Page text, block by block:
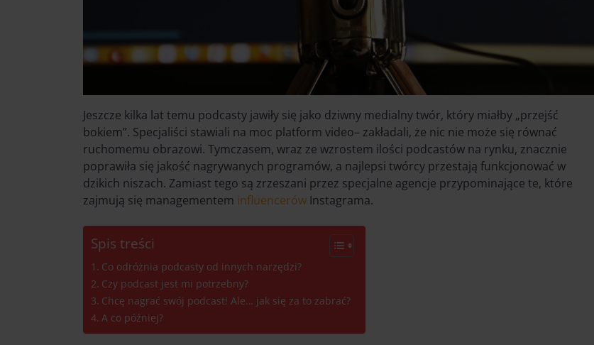
Jeszcze kilka lat temu podcasty jawiły się jako dziwny medialny twór, który miałby „przejść
bokiem”. Specjaliści stawiali na moc platform video– zakładali, że nic nie może się równać
ruchomemu obrazowi. Tymczasem, wraz ze wzrostem ilości podcastów na rynku, znacznie
poprawiła się jakość nagrywanych programów, a najlepsi twórcy przestają funkcjonować w
dzikich niszach. Zamiast tego są zrzeszani przez specjalne agencje przypominające te, które
zajmują się managementem influencerów Instagrama.
Spis treści
Co odróżnia podcasty od innych narzędzi?
Czy podcast jest mi potrzebny?
Chcę nagrać swój podcast! Ale… jak się za to zabrać?
A co później?